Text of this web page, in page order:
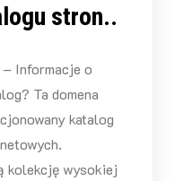
stron..
Informacje o
Ta domena
katalog
kolekcję wysokiej